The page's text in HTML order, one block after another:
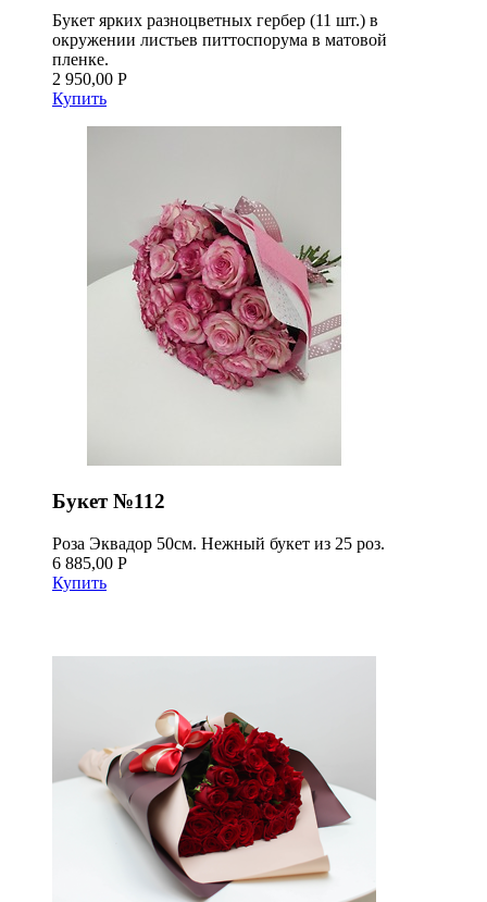
Букет ярких разноцветных гербер (11 шт.) в
окружении листьев питтоспорума в матовой
пленке.
2 950,00 Р
Купить
Букет №112
Роза Эквадор 50см. Нежный букет из 25 роз.
6 885,00 Р
Купить